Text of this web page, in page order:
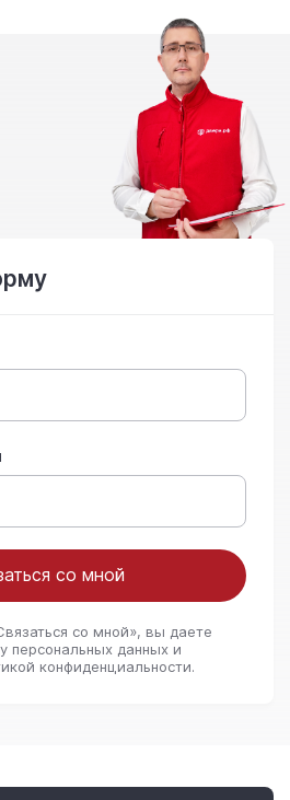
со мной
со мной», вы даете
персональных данных и
конфиденциальности.